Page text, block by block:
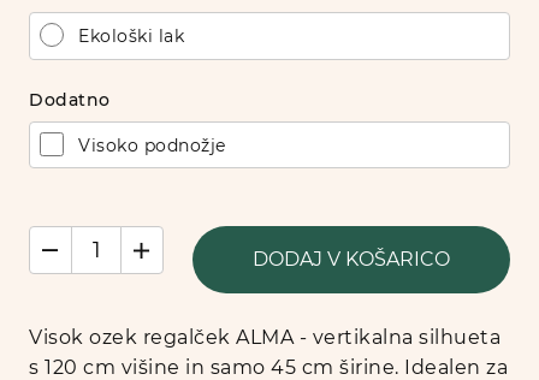
Ekološki lak
Dodatno
Visoko podnožje
DODAJ V KOŠARICO
Visok ozek regalček ALMA - vertikalna silhueta
s 120 cm višine in samo 45 cm širine. Idealen za